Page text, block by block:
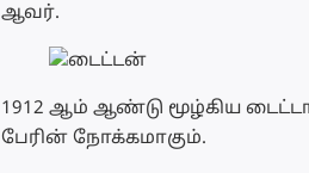
ஆவர்.
1912 ஆம் ஆண்டு மூழ்கிய
பேரின் நோக்கமாகும்.